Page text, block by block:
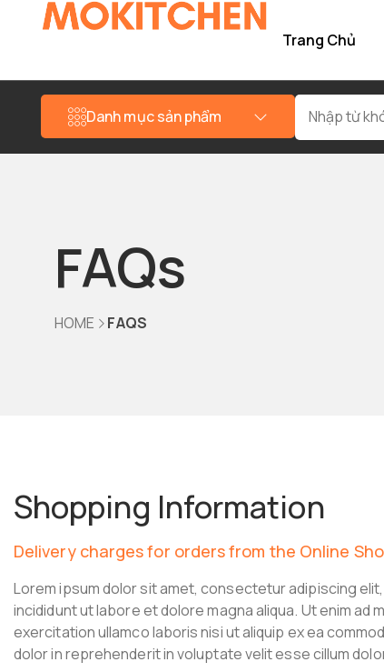
Trang Chủ
Danh mục sản phẩm
FAQs
HOME FAQS
Shopping Information
Delivery charges for orders from the Online
Lorem ipsum dolor sit amet, consectetur adipiscing
incididunt ut labore et dolore magna aliqua. Ut enim ad
exercitation ullamco laboris nisi ut aliquip ex ea
dolor in reprehenderit in voluptate velit esse cillum